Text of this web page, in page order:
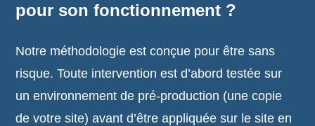
pour son fonctionnement ?
Notre méthodologie est conçue pour être sans
risque. Toute intervention est d’abord testée sur
un environnement de pré-production (une copie
de votre site) avant d’être appliquée sur le site en